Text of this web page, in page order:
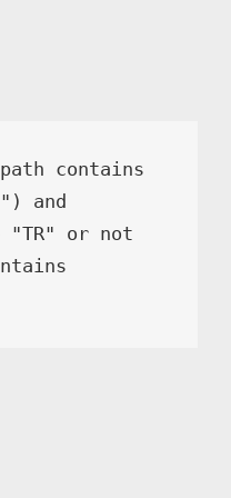
contains
and
"TR" or not